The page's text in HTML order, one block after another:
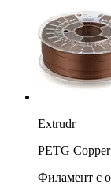
Extrudr
PETG Copper
Филамент с